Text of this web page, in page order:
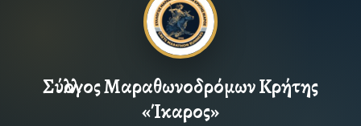
Σύλλογος Μαραθωνοδρόμων Κρήτης
«Ίκαρος»